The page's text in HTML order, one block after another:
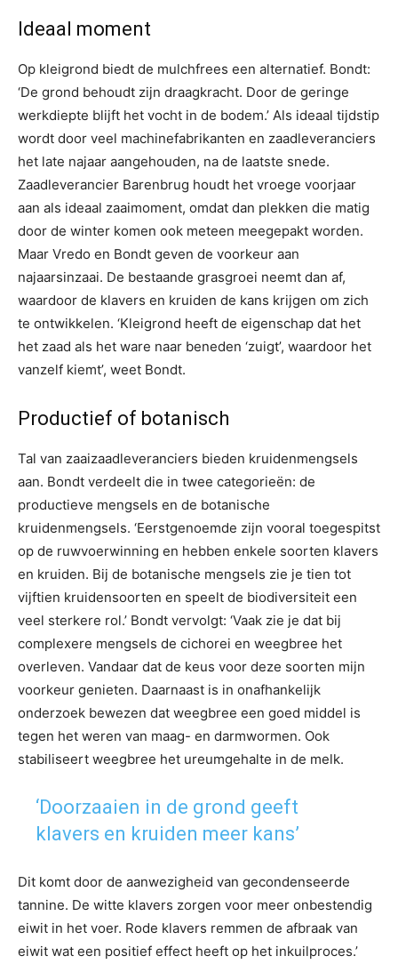
Ideaal moment
Op kleigrond biedt de mulchfrees een alternatief. Bondt:
‘De grond behoudt zijn draagkracht. Door de geringe
werkdiepte blijft het vocht in de bodem.’ Als ideaal tijdstip
wordt door veel machinefabrikanten en zaadleveranciers
het late najaar aangehouden, na de laatste snede.
Zaadleverancier Barenbrug houdt het vroege voorjaar
aan als ideaal zaaimoment, omdat dan plekken die matig
door de winter komen ook meteen meegepakt worden.
Maar Vredo en Bondt geven de voorkeur aan
najaarsinzaai. De bestaande grasgroei neemt dan af,
waardoor de klavers en kruiden de kans krijgen om zich
te ontwikkelen. ‘Kleigrond heeft de eigenschap dat het
het zaad als het ware naar beneden ‘zuigt’, waardoor het
vanzelf kiemt’, weet Bondt.
Productief of botanisch
Tal van zaaizaadleveranciers bieden kruidenmengsels
aan. Bondt verdeelt die in twee categorieën: de
productieve mengsels en de botanische
kruidenmengsels. ‘Eerstgenoemde zijn vooral toegespitst
op de ruwvoerwinning en hebben enkele soorten klavers
en kruiden. Bij de botanische mengsels zie je tien tot
vijftien kruidensoorten en speelt de biodiversiteit een
veel sterkere rol.’ Bondt vervolgt: ‘Vaak zie je dat bij
complexere mengsels de cichorei en weegbree het
overleven. Vandaar dat de keus voor deze soorten mijn
voorkeur genieten. Daarnaast is in onafhankelijk
onderzoek bewezen dat weegbree een goed middel is
tegen het weren van maag- en darmwormen. Ook
stabiliseert weegbree het ureumgehalte in de melk.
‘Doorzaaien in de grond geeft
klavers en kruiden meer kans’
Dit komt door de aanwezigheid van gecondenseerde
tannine. De witte klavers zorgen voor meer onbestendig
eiwit in het voer. Rode klavers remmen de afbraak van
eiwit wat een positief effect heeft op het inkuilproces.’